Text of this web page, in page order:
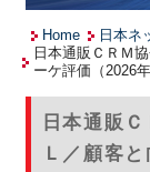
Home 日本ネ
日本通販ＣＲＭ
ーケ評価（2026
日本通販
Ｌ／顧客